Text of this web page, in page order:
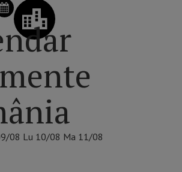
08 Lu 10/08 Ma 11/08